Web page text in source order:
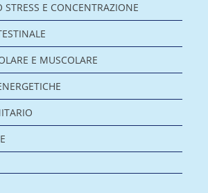
STRESS E CONCENTRAZIONE
E MUSCOLARE